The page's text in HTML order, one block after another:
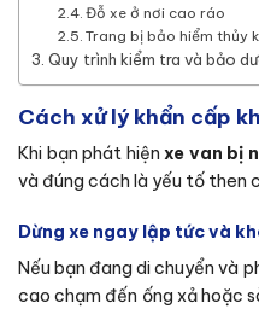
Đỗ xe ở nơi cao ráo
Trang bị bảo hiểm thủy
Quy trình kiểm tra và bảo
Cách xử lý khẩn cấp
Khi bạn phát hiệnxe van bị
và đúng cách là yếu tố then
Dừng xe ngay lập tức và
Nếu bạn đang di chuyển và
cao chạm đến ống xả hoặc